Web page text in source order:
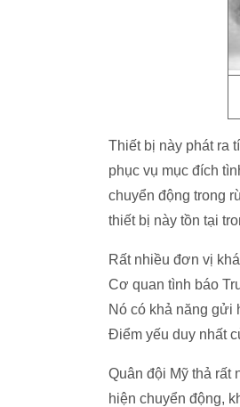
Thiết bị này phát ra
phục vụ mục đích
chuyển động trong
thiết bị này tồn tại
Rất nhiều đơn vị
Cơ quan tình báo
Nó có khả năng gửi
Điểm yếu duy nhất
Quân đội Mỹ thả rất
hiện chuyển động,